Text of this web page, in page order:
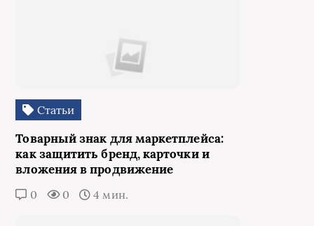
Статьи
Товарный знак для маркетплейса:
как защитить бренд, карточки и
вложения в продвижение
0 0 4 мин.